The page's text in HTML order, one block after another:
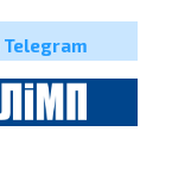
Telegram